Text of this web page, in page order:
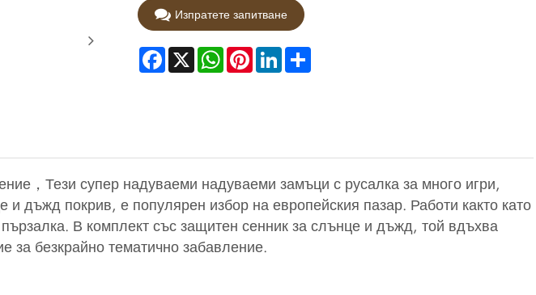
Изпратете запитване
Facebook
X WhatsApp
PinterestLinkedInShare
，Тези супер надуваеми надуваеми замъци с русалка за много игри,
дъжд покрив, е популярен избор на европейския пазар. Работи както като
В комплект със защитен сенник за слънце и дъжд, той вдъхва
за безкрайно тематично забавление.